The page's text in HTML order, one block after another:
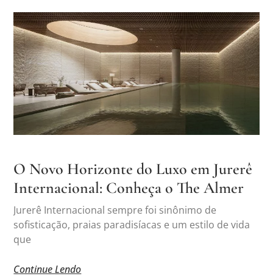
O Novo Horizonte do Luxo em Jurerê
Internacional: Conheça o The Almer
Jurerê Internacional sempre foi sinônimo de
sofisticação, praias paradisíacas e um estilo de vida
que
Continue Lendo